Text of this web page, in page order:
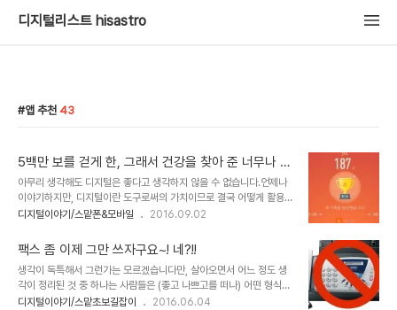
디지털리스트 hisastro
앱 추천 43
5백만 보를 걷게 한, 그래서 건강을 찾아 준 너무나 소
중한 앱
아무리 생각해도 디지털은 좋다고 생각하지 않을 수 없습니다.언제나
이야기하지만, 디지털이란 도구로써의 가치이므로 결국 어떻게 활용
하느냐가 관건일 뿐입니다. 뭐~ 그 디지털에 대해 말하려고 하는 건 아
폰의 앱 하나를 잘 활용해 건강한 생활의 비결이 되어... 이보다 좋은
게 어딨냐를 말하려다 보니 디지털 얘길 먼저 꺼낼 수밖에요. 단지 스
마트폰에 앱 한두 개 설치한 것으로 건강해졌다니... 이게 말이 되냐구
요?말이 됩니다. 앱에 의해 동기가 부여되어 이를 통해 꾸준히 운동할
수 있었고 건강해졌기 때문입니다. 무엇보다 다른 누가 아닌 제가 직접
디지털이야기/스맡폰&모바일 2016.09.02
팩스 좀 이제 그만 쓰자구요~! 네?!!
생각이 독특해서 그런가는 모르겠습니다만, 살아오면서 어느 정도 생
각이 정리된 것 중 하나는 사람들은 (좋고 나쁘고를 떠나) 어떤 형식이
나 틀을 바란다는 것과 그런 것을 저는 그리 달갑지 않게 받아들인다는
디지털이야기/스맡초보길잡이 2016.06.04